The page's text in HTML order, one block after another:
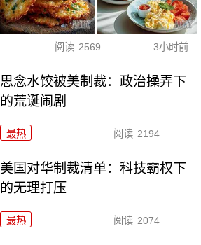
阅读 2569 3小时前
思念水饺被美制裁：政治操弄下
的荒诞闹剧
最热 阅读 2194
美国对华制裁清单：科技霸权下
的无理打压
最热 阅读 2074